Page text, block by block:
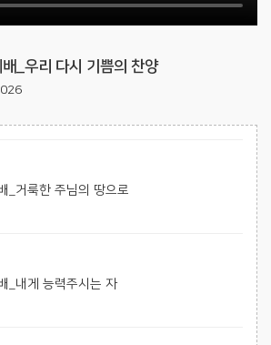
_우리 다시 기쁨의 찬양
_거룩한 주님의 땅으로
_내게 능력주시는 자